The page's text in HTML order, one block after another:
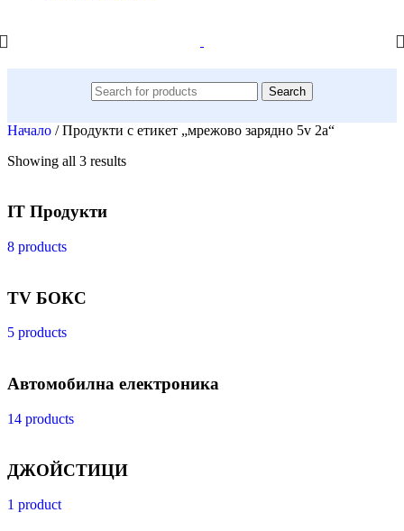
Search
Начало / Продукти с етикет „мрежово зарядно 5v 2a“
Showing all 3 results
IT Продукти
8 products
TV БОКС
5 products
Автомобилна електроника
14 products
ДЖОЙСТИЦИ
1 product